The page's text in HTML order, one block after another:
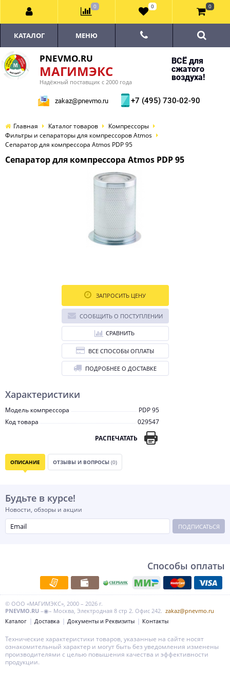
PNEVMO.RU
МАГИМЭКС
Надёжный поставщик с 2000 года
ВСЁ для
сжатого
воздуха!
zakaz@pnevmo.ru +7 (495) 730-02-90
КАТАЛОГ МЕНЮ
Главная Каталог товаров
Компрессоры
Фильтры и сепараторы для компрессоров Atmos
Сепаратор для компрессора Atmos PDP 95
Сепаратор для компрессора Atmos PDP 95
Характеристики
Модель компрессора
PDP 95
Код товара
029547
РАСПЕЧАТАТЬ
ЗАПРОСИТЬ ЦЕНУ
СООБЩИТЬ О ПОСТУПЛЕНИИ
СРАВНИТЬ
ВСЕ СПОСОБЫ ОПЛАТЫ
ПОДРОБНЕЕ О ДОСТАВКЕ
ОПИСАНИЕ ОТЗЫВЫ И ВОПРОСЫ (0)
Будьте в курсе!
Новости, обзоры и акции
ПОДПИСАТЬСЯ
Способы оплаты
© ООО «МАГИМЭКС», 2000 – 2026 г.
PNEVMO.RU –◉– Москва, Электродная 8 стр 2. Офис 242. zakaz@pnevmo.ru
Каталог
Доставка Документы и Реквизиты Контакты
0 0 0
Технические характеристики товаров, указанные на сайте носят
ознакомительный характер и могут быть без уведомления изменены
производителями с целью повышения качества и эффективности
продукции.